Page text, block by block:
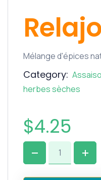
Mélange d'épices
Category:
herbes sèches
$4.25